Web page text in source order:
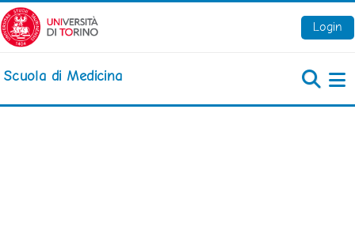
Vai al contenuto principale
Login
Scuola di Medicina